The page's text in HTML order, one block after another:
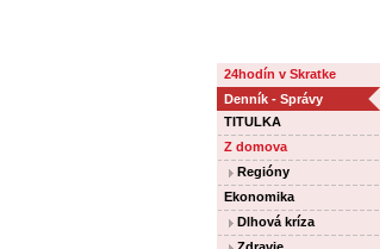
24hodín v Skratke
Denník - Správy
TITULKA
Z domova
Regióny
Ekonomika
Dlhová kríza